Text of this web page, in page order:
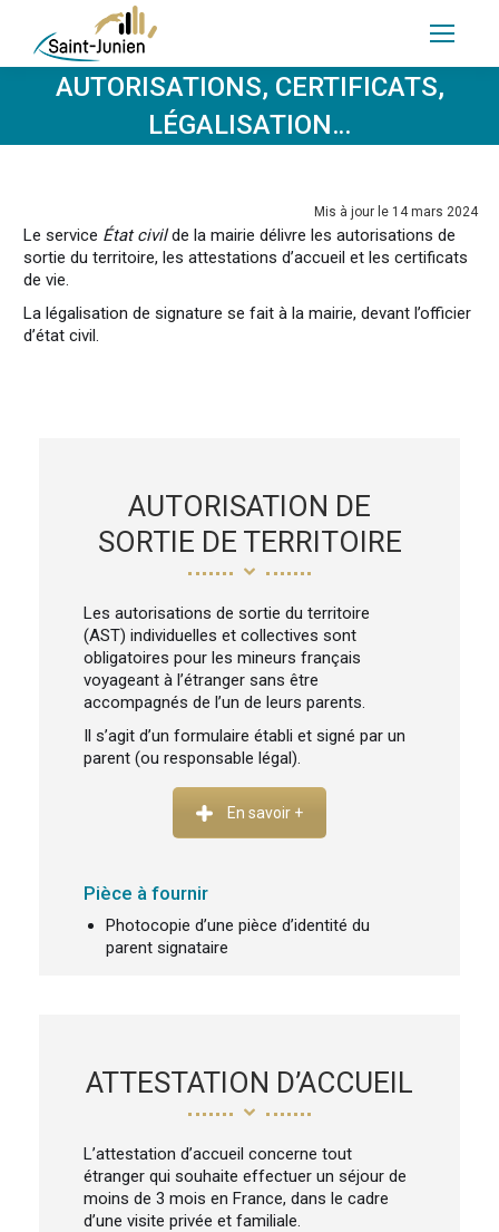
AUTORISATIONS, CERTIFICATS,
LÉGALISATION…
Mis à jour le 14 mars 2024
Le service État civilde la mairie délivre les autorisations de
sortie du territoire, les attestations d’accueil et les certificats
de vie.
La légalisation de signature se fait à la mairie, devant l’officier
d’état civil.
AUTORISATION DE
SORTIE DE TERRITOIRE
Les autorisations de sortie du territoire
(AST) individuelles et collectives sont
obligatoires pour les mineurs français
voyageant à l’étranger sans être
accompagnés de l’un de leurs parents.
Il s’agit d’un formulaire établi et signé par un
parent (ou responsable légal).
En savoir +
Pièce à fournir
Photocopie d’une pièce d’identité du
parent signataire
ATTESTATION D’ACCUEIL
L’attestation d’accueil concerne tout
étranger qui souhaite effectuer un séjour de
moins de 3 mois en France, dans le cadre
d’une visite privée et familiale.